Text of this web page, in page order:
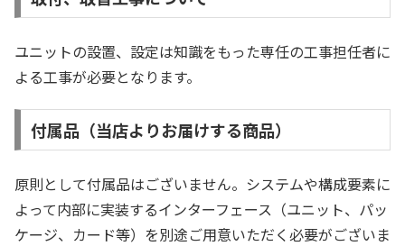
ユニットの設置、設定は知識をもった専任の工事担任者に
よる工事が必要となります。
付属品（当店よりお届けする商品）
原則として付属品はございません。システムや構成要素に
よって内部に実装するインターフェース（ユニット、パッ
ケージ、カード等）を別途ご用意いただく必要がございま